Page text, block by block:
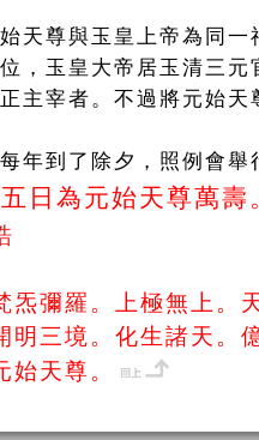
天尊與玉皇上帝為同
，玉皇大帝居玉清三
主宰者。不過將元始
年到了除夕，照例會
日為元始天尊萬壽
炁彌羅。上極無上。
明三境。化生諸天。
始天尊。